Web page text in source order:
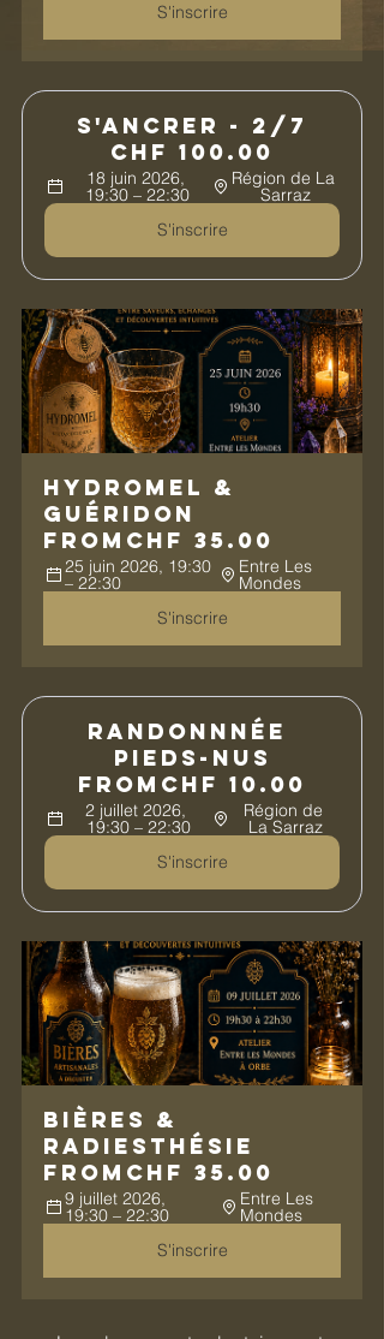
S'inscrire
S'ancrer - 2/7
CHF 100.00
18 juin 2026,
19:30 – 22:30
Région de La
Sarraz
S'inscrire
Hydromel &
Guéridon
From CHF 35.00
25 juin 2026, 19:30
– 22:30
Entre Les
Mondes
S'inscrire
Randonnnée
Pieds-Nus
From CHF 10.00
2 juillet 2026,
19:30 – 22:30
Région de
La Sarraz
S'inscrire
Bières &
Radiesthésie
From CHF 35.00
9 juillet 2026,
19:30 – 22:30
Entre Les
Mondes
S'inscrire